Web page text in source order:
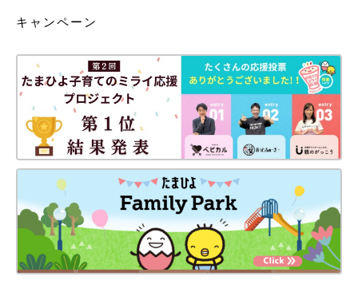
そらままさんは、新作の「フェイクレザーミニスコート」
（1,990円）を購入。一目惚れし、即買いしたんだとか。こちら
はスカートの中にインナーパンツがついているんだそう。ボタン
と大きめのポケットが可愛すぎる！とお気に入りの様子。秋口に
はくのが楽しみですね♪
GUベビー「伸びがよく着せやすい！」
「Tシャツ・パンツ・パジャマも！」夏
のおすすめアイテム5選
GUの夏アイテムが、ベビーに超おすすめで
す。シンプルで可愛いデザインと、伸びがよく
て着せやすいところが大人気！元気でアクティ
ブに動く赤ちゃんにもピッタリで、ぜひともお
すすめしたいものばかりなんです♪ 今回はベビ
ーにおすすめの、GUの夏アイテムをご紹介し
GUの大人っぽアイテムはどれもおしゃれで、着回しにも使えそ
キャンペーン